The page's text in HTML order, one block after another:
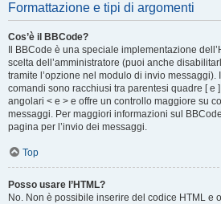
Formattazione e tipi di argomenti
Cos’è il BBCode?
Il BBCode è una speciale implementazione
scelta dell’amministratore (puoi anche
tramite l’opzione nel modulo di invio messaggi).
comandi sono racchiusi tra parentesi quadre [ e
angolari < e > e offre un controllo maggiore su
messaggi. Per maggiori informazioni sul
pagina per l’invio dei messaggi.
Top
Posso usare l’HTML?
No. Non è possibile inserire del codice HTML e